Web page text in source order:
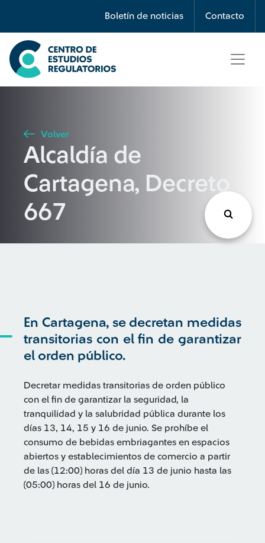
Boletín de noticias Contacto
Búsqueda
Seleccione país
Buscar
Volver
Alcaldía de
Cartagena, Decreto
667
En Cartagena, se decretan medidas
transitorias con el fin de garantizar
el orden público.
Decretar medidas transitorias de orden público
con el fin de garantizar la seguridad, la
tranquilidad y la salubridad pública durante los
días 13, 14, 15 y 16 de junio. Se prohíbe el
consumo de bebidas embriagantes en espacios
abiertos y establecimientos de comercio a partir
de las (12:00) horas del día 13 de junio hasta las
(05:00) horas del 16 de junio.